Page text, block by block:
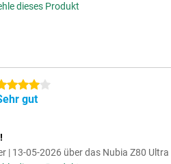
dieses Produkt
Sterne
gut
| 13-05-2026 über das Nubia Z80